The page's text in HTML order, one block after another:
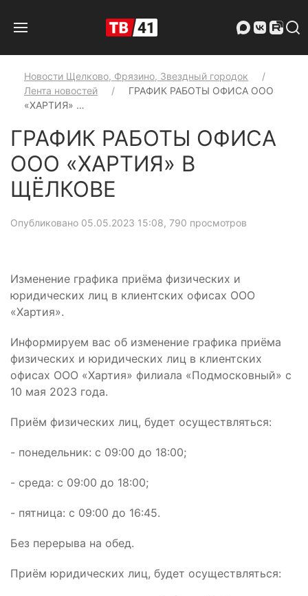
Новости Щелково, Фрязино, Звездный городок
Лента новостей
ГРАФИК РАБОТЫ ОФИСА ООО
«ХАРТИЯ» …
ГРАФИК РАБОТЫ ОФИСА
ООО «ХАРТИЯ» В
ЩЁЛКОВЕ
Опубликовано 05.05.2023 15:08, 790 просмотров
Изменение графика приёма физических и
юридических лиц в клиентских офисах ООО
«Хартия».
Информируем вас об изменение графика приёма
физических и юридических лиц в клиентских
офисах ООО «Хартия» филиала «Подмосковный» с
10 мая 2023 года.
Приём физических лиц, будет осуществляться:
- понедельник: с 09:00 до 18:00;
- среда: с 09:00 до 18:00;
- пятница: с 09:00 до 16:45.
Без перерыва на обед.
Приём юридических лиц, будет осуществляться: